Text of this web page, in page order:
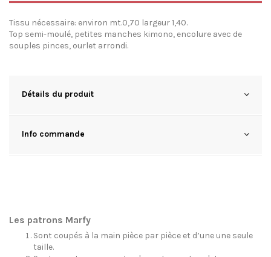
Tissu nécessaire: environ mt.0,70 largeur 1,40.
Top semi-moulé, petites manches kimono, encolure avec de
souples pinces, ourlet arrondi.
Détails du produit
Info commande
Les patrons Marfy
Sont coupés à la main pièce par pièce et d’une une seule
taille.